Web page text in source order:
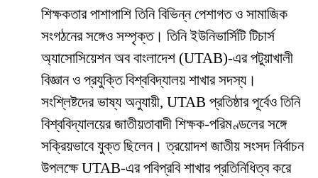
শিক্ষকতার পাশাপাশি তিনি বিভিন্ন পেশাগত ও সামাজিক
সংগঠনের সঙ্গেও সম্পৃক্ত। তিনি ইউনিভার্সিটি টিচার্স
অ্যাসোসিয়েশন অব বাংলাদেশ (UTAB)-এর পটুয়াখালী
বিজ্ঞান ও প্রযুক্তি বিশ্ববিদ্যালয় শাখার সদস্য।
সংশ্লিষ্টদের ভাষ্য অনুযায়ী, UTAB প্রতিষ্ঠার পূর্বেও তিনি
বিশ্ববিদ্যালয়ের জাতীয়তাবাদী শিক্ষক-পরিমণ্ডলের সঙ্গে
সক্রিয়ভাবে যুক্ত ছিলেন। ত্রয়োদশ জাতীয় সংসদ নির্বাচন
উপলক্ষে UTAB-এর পবিপ্রবি শাখার প্রতিনিধিত্ব করে